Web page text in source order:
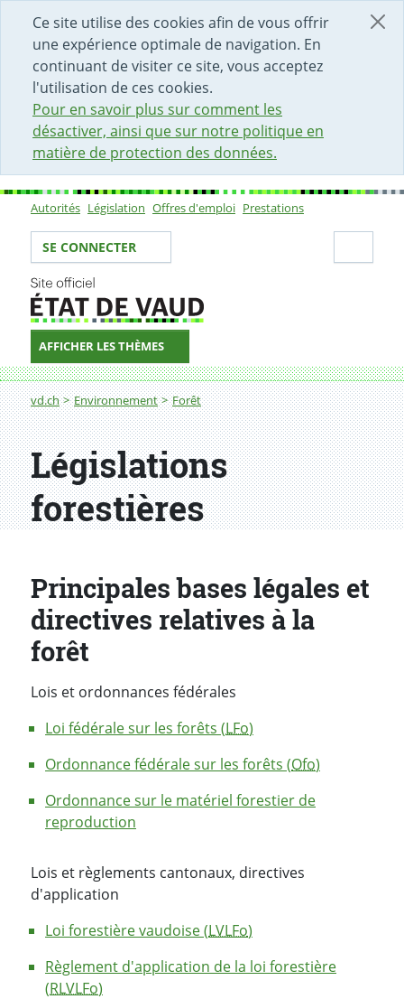
Ce site utilise des cookies afin de vous offrir
une expérience optimale de navigation. En
continuant de visiter ce site, vous acceptez
l'utilisation de ces cookies.
Pour en savoir plus sur comment les
désactiver, ainsi que sur notre politique en
matière de protection des données.
DÉBUT DU CONTENU DE LA PAGE
ACCÈS AU CHAMP DE RECHERCHE
PAGE D'ACCUEIL
FORMULAIRE DE CONTACT
Sous-navigation
Autorités Législation Offres d'emploi Prestations
Votre identité
SE CONNECTER
AFFICHER LES THÈMES
Fil d'Ariane
vd.ch Environnement Forêt
Législations forestières
Législations
forestières
Principales bases légales et
directives relatives à la
forêt
Lois et ordonnances fédérales
Loi fédérale sur les forêts (LFo)
Ordonnance fédérale sur les forêts (Ofo)
Ordonnance sur le matériel forestier de
reproduction
Lois et règlements cantonaux, directives
d'application
Loi forestière vaudoise (LVLFo)
Règlement d'application de la loi forestière
(RLVLFo)